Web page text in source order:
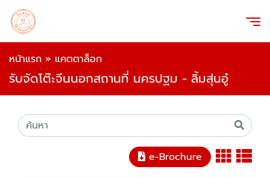
หน้าแรก » แคตตาล็อก
รับจัดโต๊ะจีนนอกสถานที่ นครปฐม - ลิ้มสุ่นอู๋
e-Brochure